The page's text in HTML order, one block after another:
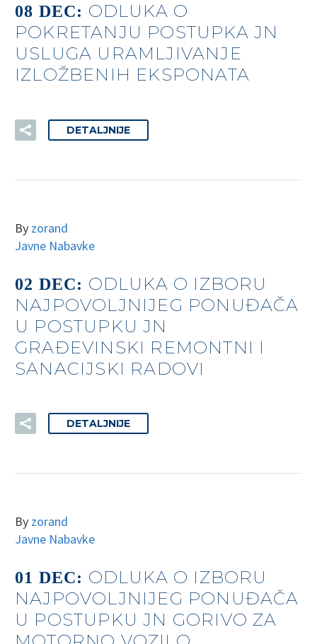
08 DEC: ODLUKA O
POKRETANJU POSTUPKA JN
USLUGA URAMLJIVANJE
IZLOŽBENIH EKSPONATA
DETALJNIJE
By zorand
Javne Nabavke
02 DEC: ODLUKA O IZBORU
NAJPOVOLJNIJEG PONUĐAČA
U POSTUPKU JN
GRAĐEVINSKI REMONTNI I
SANACIJSKI RADOVI
DETALJNIJE
By zorand
Javne Nabavke
01 DEC: ODLUKA O IZBORU
NAJPOVOLJNIJEG PONUĐAČA
U POSTUPKU JN GORIVO ZA